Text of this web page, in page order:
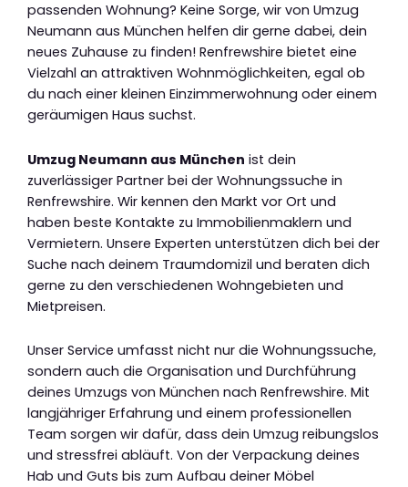
passenden Wohnung? Keine Sorge, wir von Umzug
Neumann aus München helfen dir gerne dabei, dein
neues Zuhause zu finden! Renfrewshire bietet eine
Vielzahl an attraktiven Wohnmöglichkeiten, egal ob
du nach einer kleinen Einzimmerwohnung oder einem
geräumigen Haus suchst.
Umzug Neumann aus München ist dein
zuverlässiger Partner bei der Wohnungssuche in
Renfrewshire. Wir kennen den Markt vor Ort und
haben beste Kontakte zu Immobilienmaklern und
Vermietern. Unsere Experten unterstützen dich bei der
Suche nach deinem Traumdomizil und beraten dich
gerne zu den verschiedenen Wohngebieten und
Mietpreisen.
Unser Service umfasst nicht nur die Wohnungssuche,
sondern auch die Organisation und Durchführung
deines Umzugs von München nach Renfrewshire. Mit
langjähriger Erfahrung und einem professionellen
Team sorgen wir dafür, dass dein Umzug reibungslos
und stressfrei abläuft. Von der Verpackung deines
Hab und Guts bis zum Aufbau deiner Möbel